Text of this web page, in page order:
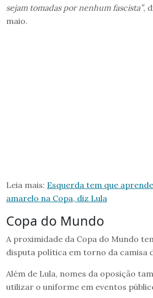
sejam tomadas por nenhum fascista”,
maio.
Leia mais: Esquerda tem que
amarelo na Copa, diz Lula
Copa do Mundo
A proximidade da Copa do Mundo
disputa política em torno da camisa
Além de Lula, nomes da oposição
utilizar o uniforme em eventos